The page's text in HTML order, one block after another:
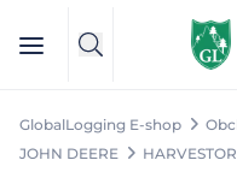
GlobalLogging E-shop
JOHN DEERE